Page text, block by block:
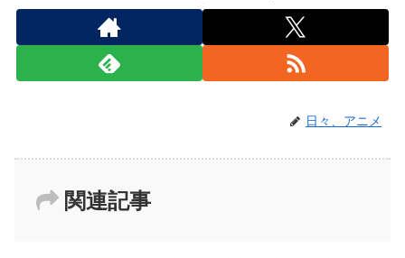
日々、アニメ
関連記事